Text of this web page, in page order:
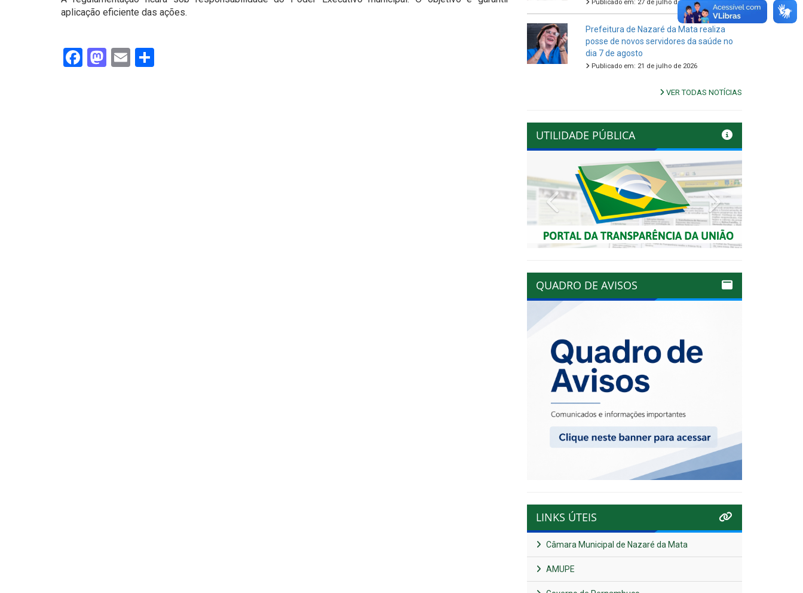
aplicação eficiente das ações.
Facebook
Mastodon
Email
Publicado em: 27 de julho de 2026
Prefeitura de Nazaré da Mata realiza
posse de novos servidores da saúde no
dia 7 de agosto
Publicado em: 21 de julho de 2026
VER TODAS NOTÍCIAS
UTILIDADE PÚBLICA
Previous Next
QUADRO DE AVISOS
LINKS ÚTEIS
Câmara Municipal de Nazaré da Mata
AMUPE